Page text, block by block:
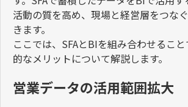
活動の質を高め、現場と経営層をつな
きます。
ここでは、 SFAとBIを組み合わせるこ
的なメリットについて解説します。
営業データの活用範囲拡大